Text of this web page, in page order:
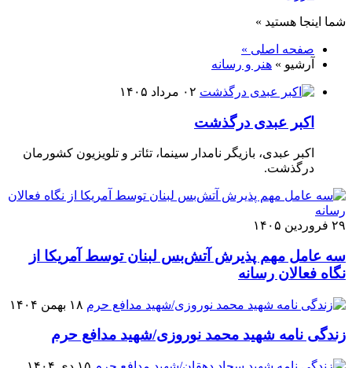
شما اینجا هستید »
صفحه اصلی »
آرشیو » هنر و رسانه
۰۲ مرداد ۱۴۰۵
اکبر عبدی درگذشت
اکبر عبدی، بازیگر نامدار سینما، تئاتر و تلویزیون کشورمان
درگذشت.
۲۹ فروردین ۱۴۰۵
سه عامل مهم پذیرش آتش‌بس لبنان توسط آمریکا از
نگاه فعالان رسانه
۱۸ بهمن ۱۴۰۴
زندگی نامه شهید محمد نوروزی/شهید مدافع حرم